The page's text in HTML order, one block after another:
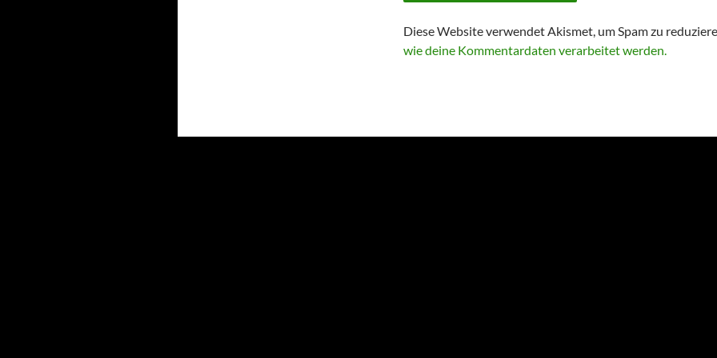
Diese Website verwendet Akismet, um Spam zu
wie deine Kommentardaten verarbeitet werden.